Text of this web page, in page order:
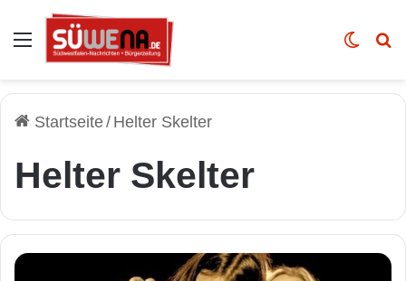
Auswahl Skin
Startseite/ Helter Skelter
Helter Skelter